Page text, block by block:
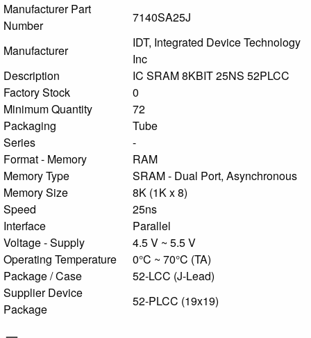
Manufacturer Part
Number
7140SA25J
Manufacturer
IDT, Integrated Device Technology
Inc
Description
IC SRAM 8KBIT 25NS 52PLCC
Factory Stock
0
Minimum Quantity
72
Packaging
Tube
Series
-
Format - Memory
RAM
Memory Type
SRAM - Dual Port, Asynchronous
Memory Size
8K (1K x 8)
Speed
25ns
Interface
Parallel
Voltage - Supply
4.5 V ~ 5.5 V
Operating Temperature
0°C ~ 70°C (TA)
Package / Case
52-LCC (J-Lead)
Supplier Device
Package
52-PLCC (19x19)